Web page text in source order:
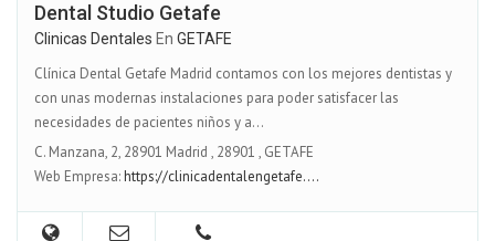
Dental Studio Getafe
Clinicas Dentales En GETAFE
Clínica Dental Getafe Madrid contamos con los mejores dentistas y
con unas modernas instalaciones para poder satisfacer las
necesidades de pacientes niños y a...
C. Manzana, 2, 28901 Madrid , 28901 , GETAFE
Web Empresa:https://clinicadentalengetafe....